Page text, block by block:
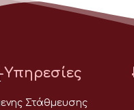
Στάθμευσης